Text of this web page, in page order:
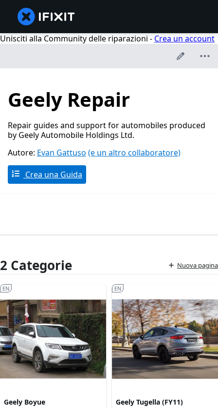
Unisciti alla Community delle riparazioni - Crea un account
Geely Repair
Repair guides and support for automobiles produced
by Geely Automobile Holdings Ltd.
Autore: Evan Gattuso (e un altro collaboratore)
Crea una Guida
2 Categorie Nuova pagina
Geely Boyue
EN
Geely Tugella (FY11)
EN